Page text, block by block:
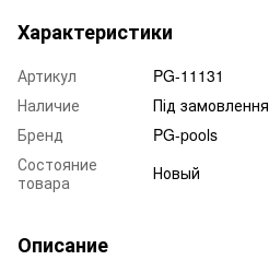
Характеристики
Артикул
PG-11131
Наличие
Під замовлення
Бренд
PG-pools
Состояние
товара
Новый
Описание